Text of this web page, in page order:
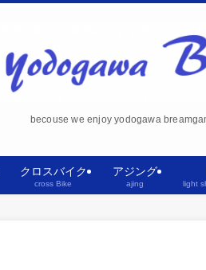
becouse we enjoy yodogawa
クロスバイク
cross Bike
アジング
ajing light